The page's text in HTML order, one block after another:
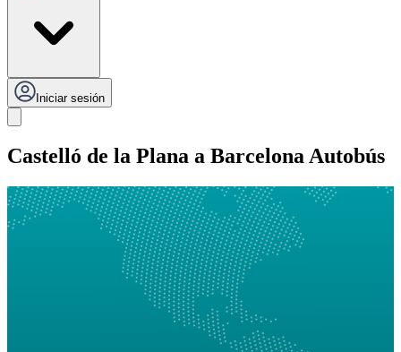
Iniciar sesión
Castelló de la Plana a Barcelona Autobús